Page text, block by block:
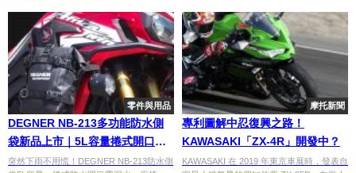
零件與用品
DEGNER NB-213多功能防水側
袋新品上市｜5L容量捲式開口、
多位置安裝 5,940日圓
突然下雨不用慌！DEGNER NB-213防水側
摩托新聞
專利圖解中忍復興之路！
KAWASAKI「ZX-4R」開發中？
KAWASAKI 在 2019 年東京車展時，發表自